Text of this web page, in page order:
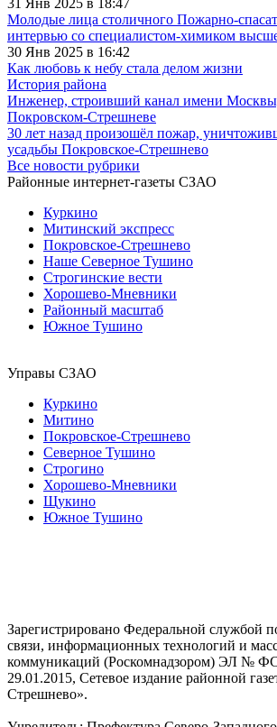
Молодые лица столичного Пожарно-
интервью со специалистом-химиком
30 Янв 2025 в 16:42
Как любовь к небу стала делом жизни
История района
Инженер, строивший канал имени
Покровском-Стрешневе
30 лет назад произошёл пожар,
усадьбы Покровское-Стрешнево
Все новости рубрики
Районные интернет-газеты СЗАО
Куркино
Митинский экспресс
Покровское-Стрешнево
Наше Северное Тушино
Строгинские вести
Хорошево-Мневники
Районный масштаб
Южное Тушино
Управы СЗАО
Куркино
Митино
Покровское-Стрешнево
Северное Тушино
Строгино
Хорошево-Мневники
Щукино
Южное Тушино
Зарегистрировано Федеральной службой
связи, информационных технологий и
коммуникаций (Роскомнадзором) ЭЛ №
29.01.2015, Сетевое издание районной
Стрешнево».